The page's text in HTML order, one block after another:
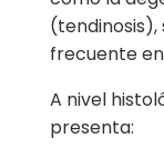
frecuente
A nivel
presenta: